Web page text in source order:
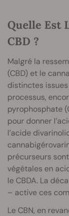
Quelle Est
CBD ?
Malgré la
(CBD) et le
distinctes
processus,
pyrophosphate
pour donner
l’acide
précurseurs
végétales en
le CBDA. La
– active ces
Le CBN, en